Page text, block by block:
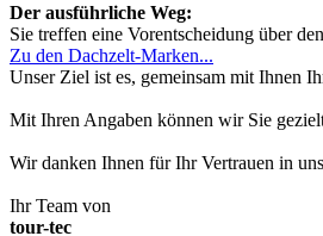
Der ausführliche Weg:
Sie treffen eine Vorentscheidung über
Zu den Dachzelt-Marken...
Unser Ziel ist es, gemeinsam mit Ihnen
Mit Ihren Angaben können wir Sie
Wir danken Ihnen für Ihr Vertrauen in
Ihr Team von
tour-tec